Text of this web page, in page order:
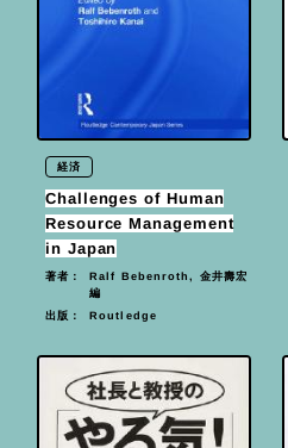
経済
Challenges of Human
Resource Management
in Japan
著者： Ralf Bebenroth, 金井壽宏
編
出版： Routledge